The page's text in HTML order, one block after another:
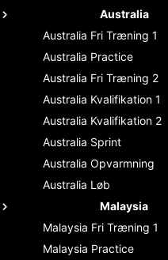
Australia
Australia Fri Træning 1
Australia Practice
Australia Fri Træning 2
Australia Kvalifikation 1
Australia Kvalifikation 2
Australia Sprint
Australia Opvarmning
Australia Løb
Malaysia
Malaysia Fri Træning 1
Malaysia Practice